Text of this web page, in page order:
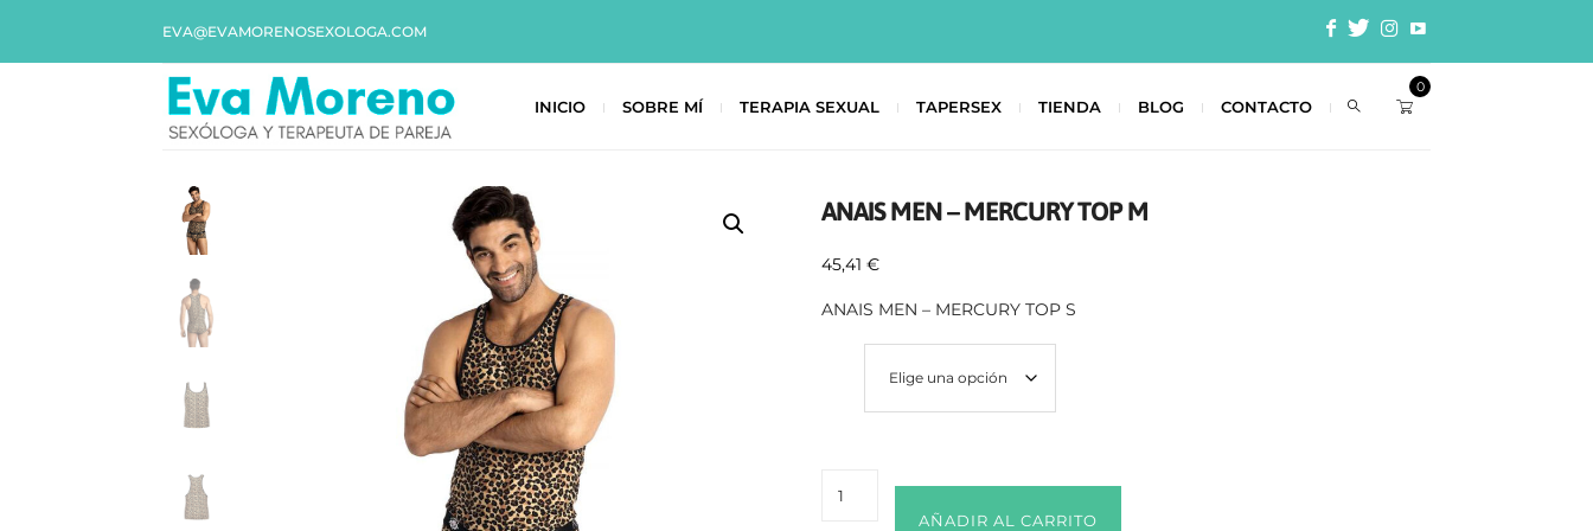
EVA@EVAMORENOSEXOLOGA.COM
INICIO SOBRE MÍ TERAPIA SEXUAL TAPERSEX TIENDA BLOG CONTACTO
0
ANAIS MEN – MERCURY TOP M
45,41€
ANAIS MEN – MERCURY TOP S
AÑADIR AL CARRITO